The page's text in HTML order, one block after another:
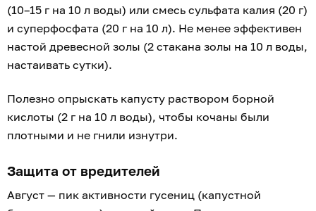
(10–15 г на 10 л воды) или смесь сульфата калия (20 г)
и суперфосфата (20 г на 10 л). Не менее эффективен
настой древесной золы (2 стакана золы на 10 л воды,
настаивать сутки).
Полезно опрыскать капусту раствором борной
кислоты (2 г на 10 л воды), чтобы кочаны были
плотными и не гнили изнутри.
Защита от вредителей
Август — пик активности гусениц (капустной